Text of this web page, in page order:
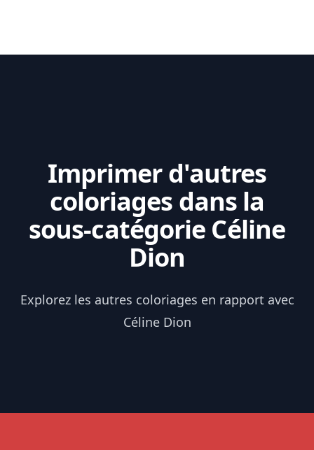
Imprimer d'autres
coloriages dans la
sous-catégorie Céline
Dion
Explorez les autres coloriages en rapport avec
Céline Dion